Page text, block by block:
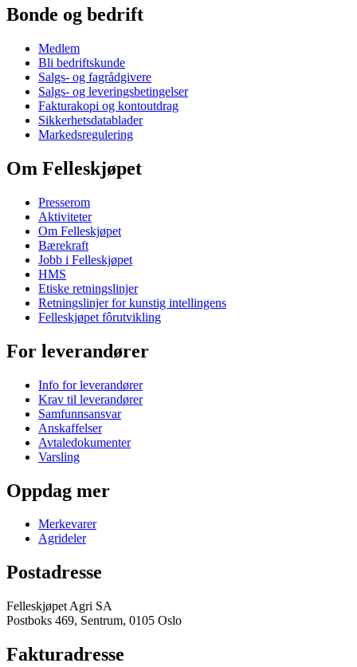
Bonde og bedrift
Medlem
Bli bedriftskunde
Salgs- og fagrådgivere
Salgs- og leveringsbetingelser
Fakturakopi og kontoutdrag
Sikkerhetsdatablader
Markedsregulering
Om Felleskjøpet
Presserom
Aktiviteter
Om Felleskjøpet
Bærekraft
Jobb i Felleskjøpet
HMS
Etiske retningslinjer
Retningslinjer for kunstig intellingens
Felleskjøpet fôrutvikling
For leverandører
Info for leverandører
Krav til leverandører
Samfunnsansvar
Anskaffelser
Avtaledokumenter
Varsling
Oppdag mer
Merkevarer
Agrideler
Postadresse
Felleskjøpet Agri SA
Postboks 469, Sentrum, 0105 Oslo
Fakturadresse